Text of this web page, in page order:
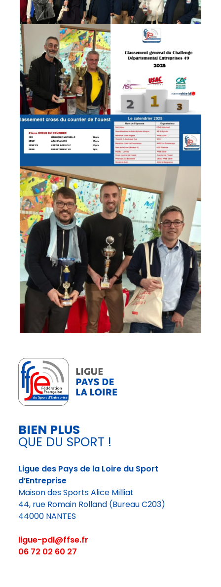
BIEN PLUS
QUE DU SPORT !
Ligue des Pays de la Loire du Sport
d’Entreprise
Maison des Sports Alice Milliat
44, rue Romain Rolland (Bureau C203)
44000 NANTES
ligue-pdl@ffse.fr
06 72 02 60 27